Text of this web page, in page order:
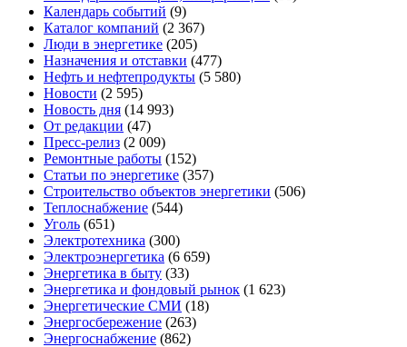
Календарь событий (9)
Каталог компаний (2 367)
Люди в энергетике (205)
Назначения и отставки (477)
Нефть и нефтепродукты (5 580)
Новости (2 595)
Новость дня (14 993)
От редакции (47)
Пресс-релиз (2 009)
Ремонтные работы (152)
Статьи по энергетике (357)
Строительство объектов энергетики (506)
Теплоснабжение (544)
Уголь (651)
Электротехника (300)
Электроэнергетика (6 659)
Энергетика в быту (33)
Энергетика и фондовый рынок (1 623)
Энергетические СМИ (18)
Энергосбережение (263)
Энергоснабжение (862)